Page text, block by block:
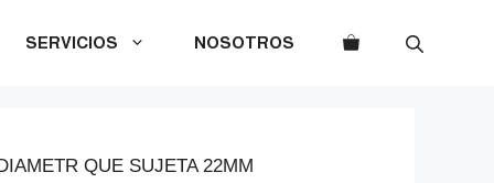
SERVICIOS NOSOTROS
QUE SUJETA 22MM